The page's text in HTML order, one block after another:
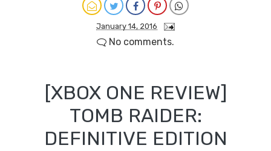
January 14, 2016
No comments.
[XBOX ONE REVIEW]
TOMB RAIDER:
DEFINITIVE EDITION